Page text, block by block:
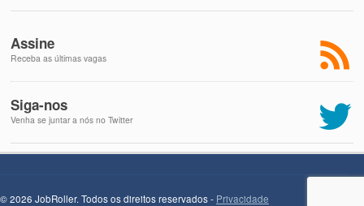
Assine
Receba as últimas vagas
Siga-nos
Venha se juntar a nós no Twitter
© 2026 JobRoller. Todos os direitos reservados - Privacidade